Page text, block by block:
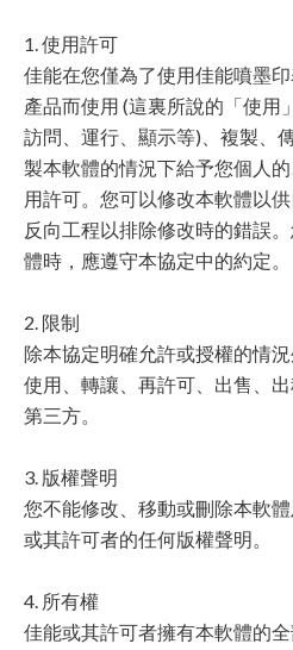
1. 使用許可
佳能在您僅為了使用佳能噴墨
產品而使用 (這裏所說的「使用
訪問、運行、顯示等)、複製、
製本軟體的情況下給予您個人
用許可。您可以修改本軟體以
反向工程以排除修改時的錯誤
體時，應遵守本協定中的約定。
2. 限制
除本協定明確允許或授權的情
使用、轉讓、再許可、出售、
第三方。
3. 版權聲明
您不能修改、移動或刪除本軟
或其許可者的任何版權聲明。
4. 所有權
佳能或其許可者擁有本軟體的